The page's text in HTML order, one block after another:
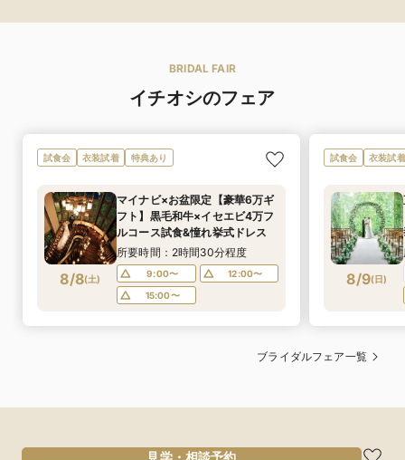
BRIDAL FAIR
イチオシのフェア
試食会 衣装試着 特典あり
8/8(土)
マイナビ×お盆限定【豪華6万ギ
フト】黒毛和牛×イセエビ4万フ
ルコース試食&憧れ挙式ドレス
所要時間：2時間30分程度
9:00〜
12:00〜
15:00〜
試食会 衣装試着
8/9(日)
ブライダルフェア一覧
見学・相談予約